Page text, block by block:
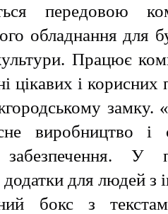
передовою
обладнання для
Працює
цікавих і корисних
замку.
виробництво і
У
додатки для людей з
бокс з